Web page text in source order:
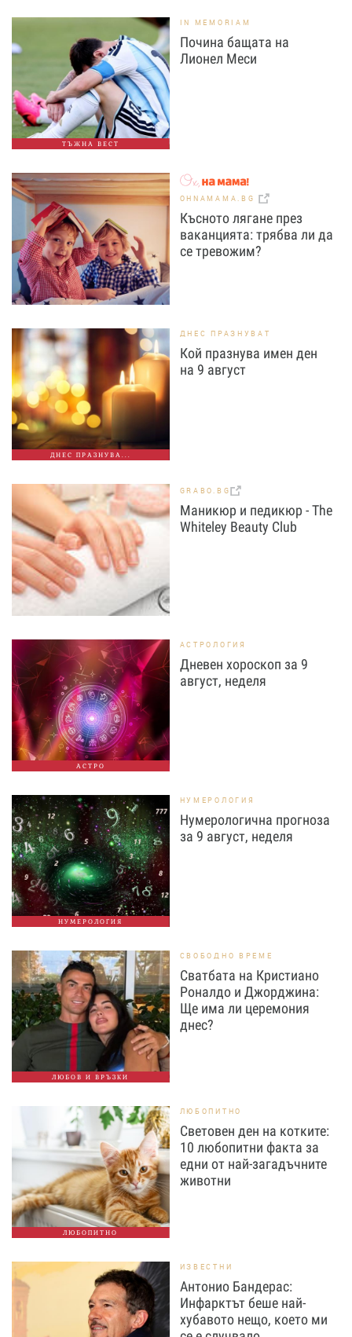
ТЪЖНА ВЕСТ
IN MEMORIAM
Почина бащата на
Лионел Меси
OHNAMAMA.BG
Късното лягане през
ваканцията: трябва ли да
се тревожим?
ДНЕС ПРАЗНУВА...
ДНЕС ПРАЗНУВАТ
Кой празнува имен ден
на 9 август
GRABO.BG
Маникюр и педикюр - The
Whiteley Beauty Club
АСТРО
АСТРОЛОГИЯ
Дневен хороскоп за 9
август, неделя
НУМЕРОЛОГИЯ
НУМЕРОЛОГИЯ
Нумерологична прогноза
за 9 август, неделя
ЛЮБОВ И ВРЪЗКИ
СВОБОДНО ВРЕМЕ
Сватбата на Кристиано
Роналдо и Джорджина:
Ще има ли церемония
днес?
ЛЮБОПИТНО
ЛЮБОПИТНО
Световен ден на котките:
10 любопитни факта за
едни от най-загадъчните
животни
ИЗВЕСТНИ
Антонио Бандерас:
Инфарктът беше най-
хубавото нещо, което ми